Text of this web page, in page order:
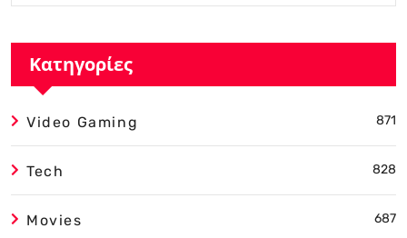
Κατηγορίες
Video Gaming 871
Tech 828
Movies 687